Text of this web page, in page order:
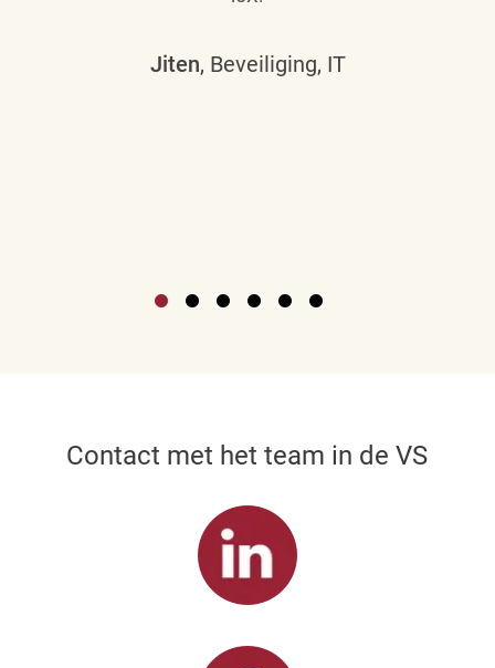
Jiten, Beveiliging, IT
Contact met het team in de VS